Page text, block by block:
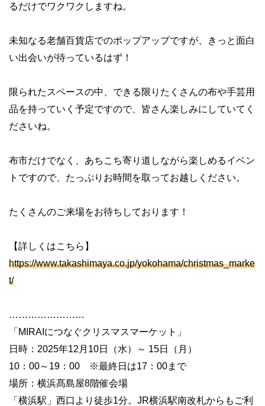
るだけでワクワクしますね。
未知なる老舗百貨店でのポップアップですが、きっと面白
い出会いが待っているはず！
限られたスペースの中、できる限りたくさんの布や手芸用
品を持っていく予定ですので、皆さん楽しみにしていてく
ださいね。
布市だけでなく、あちこち寄り道しながら楽しめるイベン
トですので、たっぷりお時間を取ってお越しください。
たくさんのご来場をお待ちしております！
【詳しくはこちら】
https://www.takashimaya.co.jp/yokohama/christmas_marke
t/
……………………
「 MIRAI につなぐクリスマスマーケット」
日時：2025年12月10日（水）～ 15日（月）
10：00～19：00 ※最終日は17：00まで
場所：横浜髙島屋8階催会場
「横浜駅」西口より徒歩1分。JR横浜駅南改札からもご利